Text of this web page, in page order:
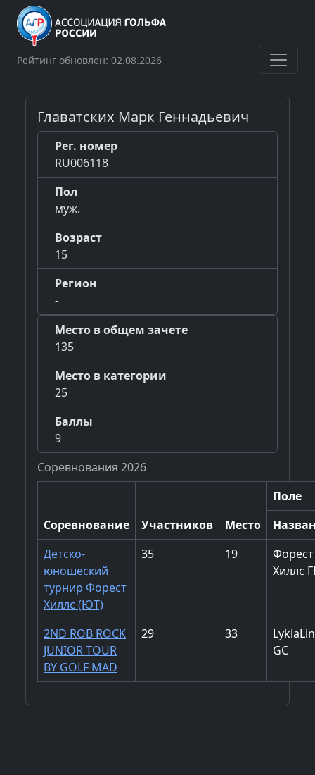
Рейтинг обновлен: 02.08.2026
Главатских Марк Геннадьевич
Рег. номер
RU006118
Пол
муж.
Возраст
15
Регион
-
Место в общем зачете
135
Место в категории
25
Баллы
9
Соревнования 2026
Соревнование Участников Место
Поле
Детско-
юношеский
турнир Форест
Хиллс (ЮТ)
35 19
Форест
Хиллс
2ND ROB ROCK
JUNIOR TOUR
BY GOLF MAD
29 33
GC